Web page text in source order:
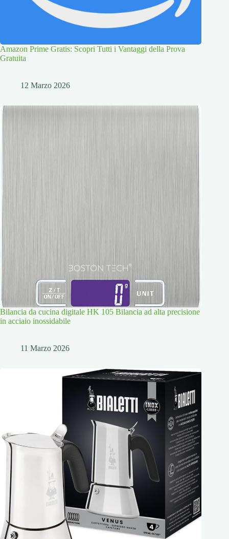
Amazon Prime Gratis: Scopri Tutti i Vantaggi della Prova
Gratuita
12 Marzo 2026
Bilancia da cucina digitale HK 105 Bilancia ad alta precisione
in acciaio inossidabile
11 Marzo 2026